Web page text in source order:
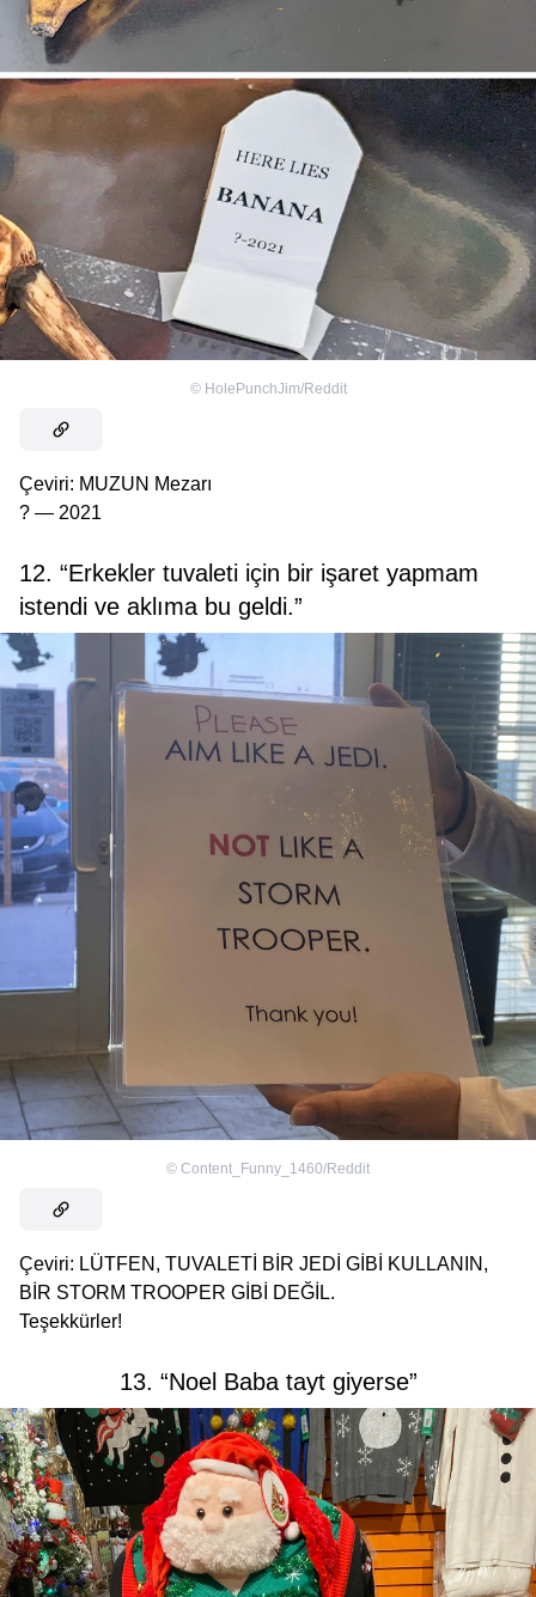
© HolePunchJim/Reddit
Çeviri: MUZUN Mezarı
? — 2021
12. “Erkekler tuvaleti için bir işaret yapmam
istendi ve aklıma bu geldi.”
© Content_Funny_1460/Reddit
Çeviri: LÜTFEN, TUVALETİ BİR JEDİ GİBİ KULLANIN,
BİR STORM TROOPER GİBİ DEĞİL.
Teşekkürler!
13. “Noel Baba tayt giyerse”